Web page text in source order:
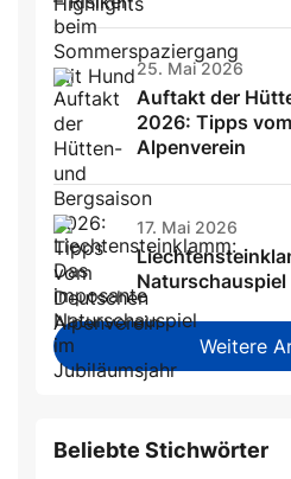
25. Mai 2026
Auftakt der
2026: Tipps
Alpenverein
17. Mai 2026
Weitere
Beliebte Stichwörter